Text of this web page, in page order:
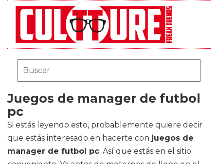
Juegos de manager de futbol
pc
Si estás leyendo esto, probablemente quiere decir
que estás interesado en hacerte con juegos de
manager de futbol pc. Así que estás en el sitio